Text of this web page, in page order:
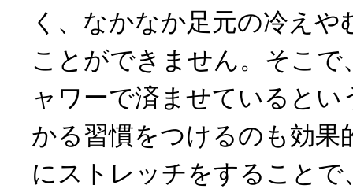
く、なかなか足元の冷え
ことができません。そこで
ャワーで済ませているとい
かる習慣をつけるのも効果
にストレッチをすることで